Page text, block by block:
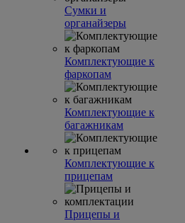
Сумки и
органайзеры
Комплектующие к
фаркопам
Комплектующие к
багажникам
Комплектующие к
прицепам
Прицепы и